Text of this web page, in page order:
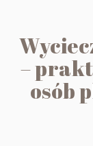
–
osób